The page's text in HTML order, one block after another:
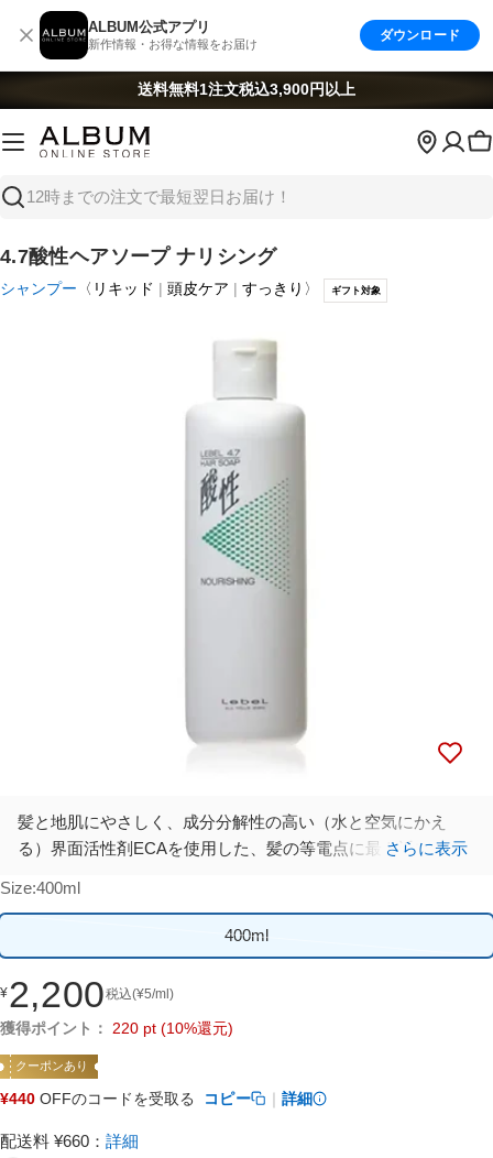
へ
キ
プ
ALBUM公式アプリ
新作情報・お得な情報をお届け
ダウンロード
送料無料1注文税込3,900円以上
検
4.7酸性ヘアソープ ナリシング
シャンプー 〈 リキッド 頭皮ケア すっきり 〉 ギフト対象
通
常
格
¥2,200税込(¥5/ml)
獲得ポイント： 220 pt (10%還元)
クーポンあり
¥440 OFFのコードを受取る コピー 詳細
髪と地肌にやさしく、成分分解性の高い（水と空気にかえ
る）界面活性剤ECAを使用した、髪の等電点に最も近い
さらに表示
Size:400ml
400ml
売
は
配送料 ¥660 ： 詳細